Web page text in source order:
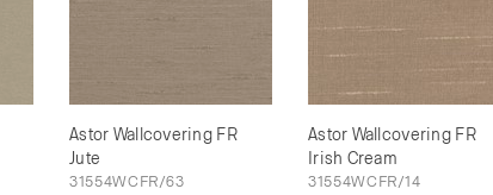
Astor Wallcovering FR
Jute
31554WCFR/63
Astor Wallcovering FR
Irish Cream
31554WCFR/14